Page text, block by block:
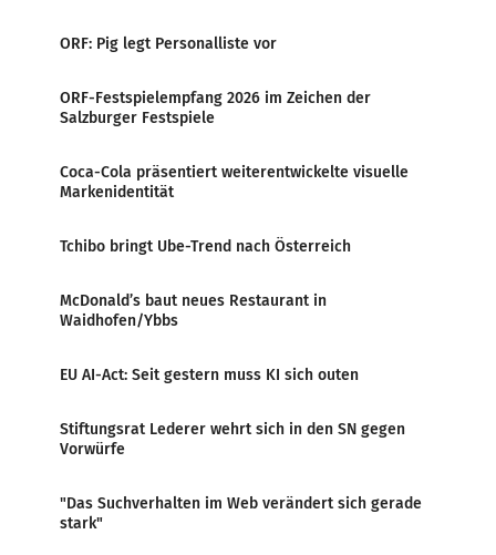
ORF: Pig legt Personalliste vor
ORF-Festspielempfang 2026 im Zeichen der
Salzburger Festspiele
Coca-Cola präsentiert weiterentwickelte visuelle
Markenidentität
Tchibo bringt Ube-Trend nach Österreich
McDonald’s baut neues Restaurant in
Waidhofen/Ybbs
EU AI-Act: Seit gestern muss KI sich outen
Stiftungsrat Lederer wehrt sich in den SN gegen
Vorwürfe
"Das Suchverhalten im Web verändert sich gerade
stark"